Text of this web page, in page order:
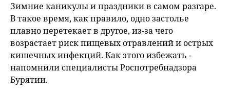
Зимние каникулы и праздники в самом разгаре.
В такое время, как правило, одно застолье
плавно перетекает в другое, из-за чего
возрастает риск пищевых отравлений и острых
кишечных инфекций. Как этого избежать -
напомнили специалисты Роспотребнадзора
Бурятии.